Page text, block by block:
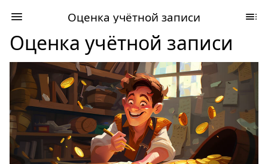
Оценка учётной записи
Оценка учётной записи